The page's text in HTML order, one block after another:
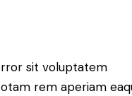
sit voluptatem
rem aperiam